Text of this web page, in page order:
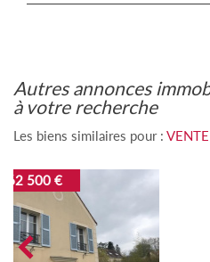
autres annonces immobilières correspondant
à votre recherche
Les biens similaires pour :